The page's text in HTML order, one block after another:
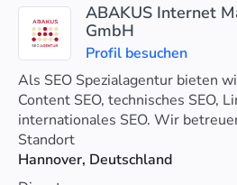
ABAKUS Internet
GmbH
Profil besuchen
Als SEO Spezialagentur bieten
Content SEO, technisches SEO,
internationales SEO. Wir
persönlich und entwickeln eine
Strategie.
Standort
Hannover, Deutschland